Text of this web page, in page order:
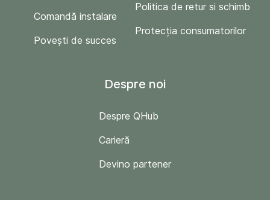
Comandă instalare
Povești de succes
Politica de retur si schimb
Protecția consumatorilor
Despre noi
Despre QHub
Carieră
Devino partener